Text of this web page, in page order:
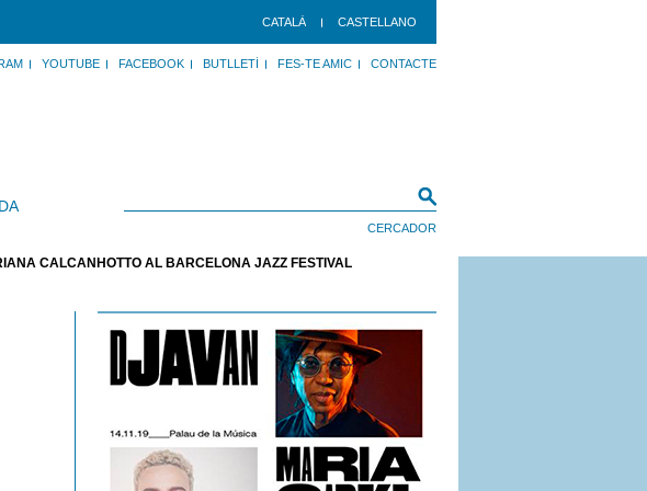
CATALÀ CASTELLANO
YOUTUBE FACEBOOK BUTLLETÍ FES-TE AMIC CONTACTE
CALCANHOTTO AL BARCELONA JAZZ FESTIVAL